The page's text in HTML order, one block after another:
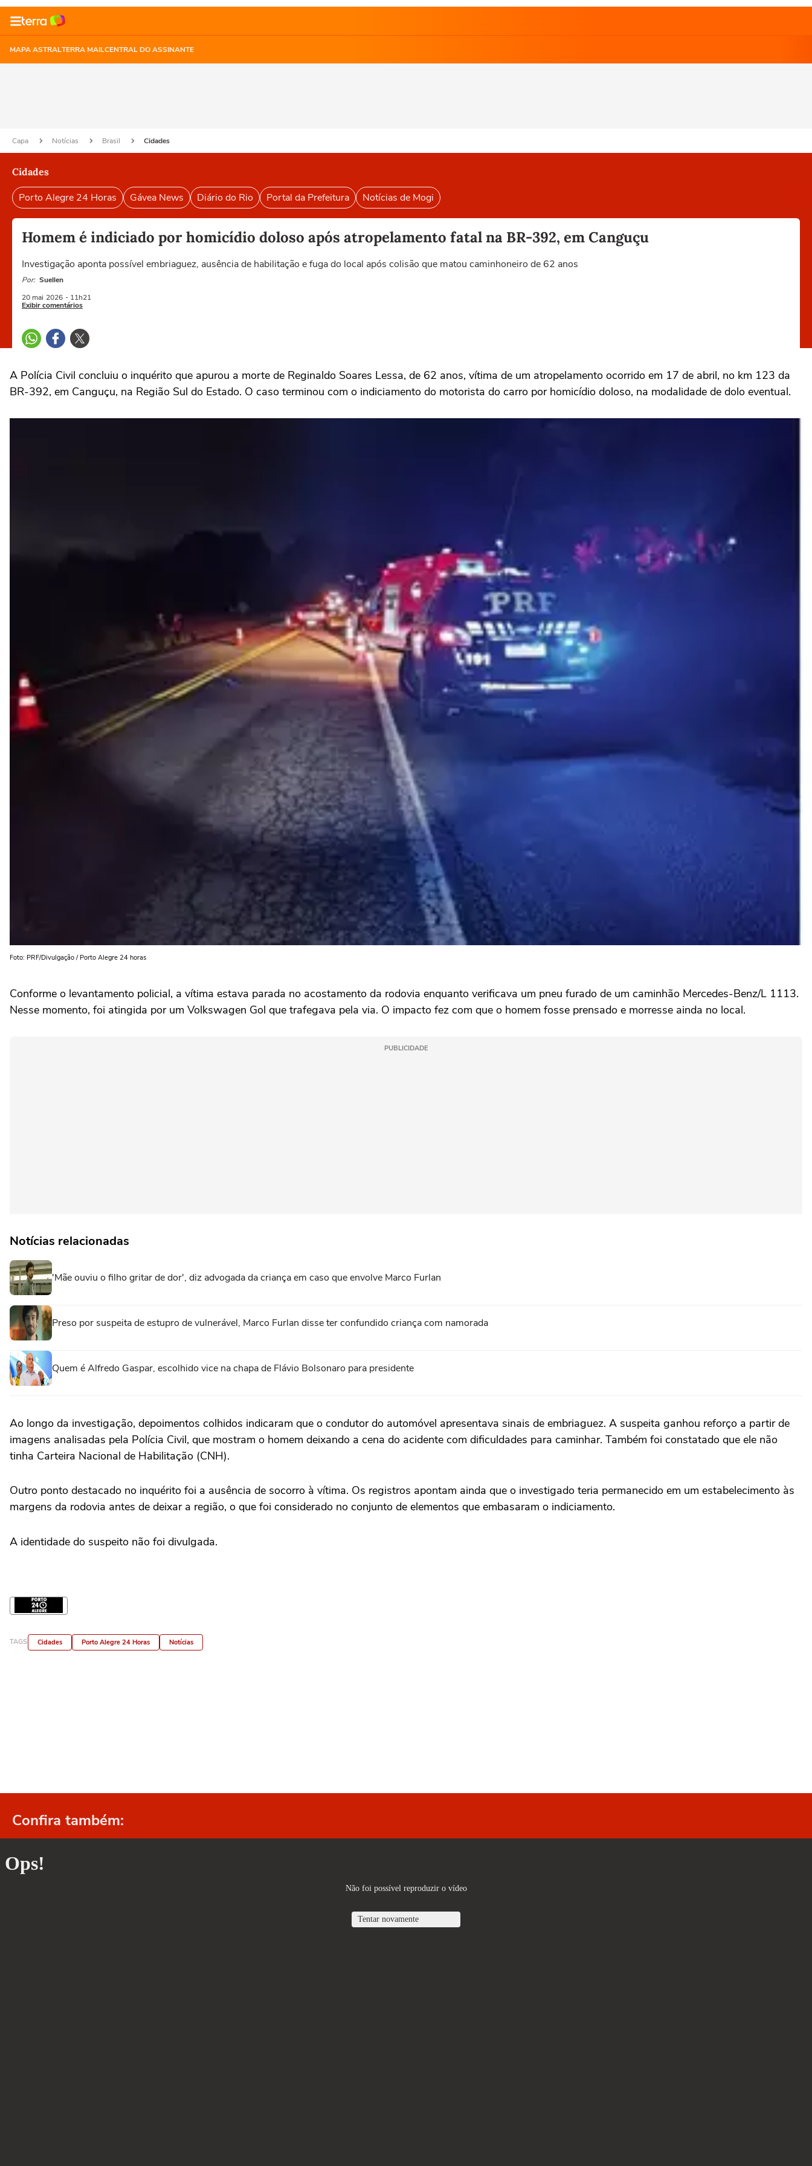
MAPA ASTRALTERRA MAILCENTRAL DO ASSINANTE
Capa Notícias Brasil Cidades
Cidades
Porto Alegre 24 Horas Gávea News Diário do Rio Portal da Prefeitura Notícias de Mogi
Homem é indiciado por homicídio doloso após atropelamento fatal na BR-392, em Canguçu
Investigação aponta possível embriaguez, ausência de habilitação e fuga do local após colisão que matou caminhoneiro de 62 anos
Por: Suellen
20 mai 2026 - 11h21
Exibir comentários
A Polícia Civil concluiu o inquérito que apurou a morte de Reginaldo Soares Lessa, de 62 anos, vítima de um atropelamento ocorrido em 17 de abril, no km 123 da
BR-392, em Canguçu, na Região Sul do Estado. O caso terminou com o indiciamento do motorista do carro por homicídio doloso, na modalidade de dolo eventual.
Foto: PRF/Divulgação / Porto Alegre 24 horas
Conforme o levantamento policial, a vítima estava parada no acostamento da rodovia enquanto verificava um pneu furado de um caminhão Mercedes-Benz/L 1113.
Nesse momento, foi atingida por um Volkswagen Gol que trafegava pela via. O impacto fez com que o homem fosse prensado e morresse ainda no local.
PUBLICIDADE
Notícias relacionadas
'Mãe ouviu o filho gritar de dor', diz advogada da criança em caso que envolve Marco Furlan
Preso por suspeita de estupro de vulnerável, Marco Furlan disse ter confundido criança com namorada
Quem é Alfredo Gaspar, escolhido vice na chapa de Flávio Bolsonaro para presidente
Ao longo da investigação, depoimentos colhidos indicaram que o condutor do automóvel apresentava sinais de embriaguez. A suspeita ganhou reforço a partir de
imagens analisadas pela Polícia Civil, que mostram o homem deixando a cena do acidente com dificuldades para caminhar. Também foi constatado que ele não
tinha Carteira Nacional de Habilitação (CNH).
Outro ponto destacado no inquérito foi a ausência de socorro à vítima. Os registros apontam ainda que o investigado teria permanecido em um estabelecimento às
margens da rodovia antes de deixar a região, o que foi considerado no conjunto de elementos que embasaram o indiciamento.
A identidade do suspeito não foi divulgada.
TAGS Cidades Porto Alegre 24 Horas Notícias
Confira também: